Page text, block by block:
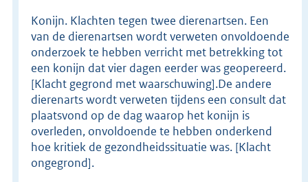
Konijn. Klachten tegen twee dierenartsen. Een
van de dierenartsen wordt verweten onvoldoende
onderzoek te hebben verricht met betrekking tot
een konijn dat vier dagen eerder was geopereerd.
[Klacht gegrond met waarschuwing].De andere
dierenarts wordt verweten tijdens een consult dat
plaatsvond op de dag waarop het konijn is
overleden, onvoldoende te hebben onderkend
hoe kritiek de gezondheidssituatie was. [Klacht
ongegrond].